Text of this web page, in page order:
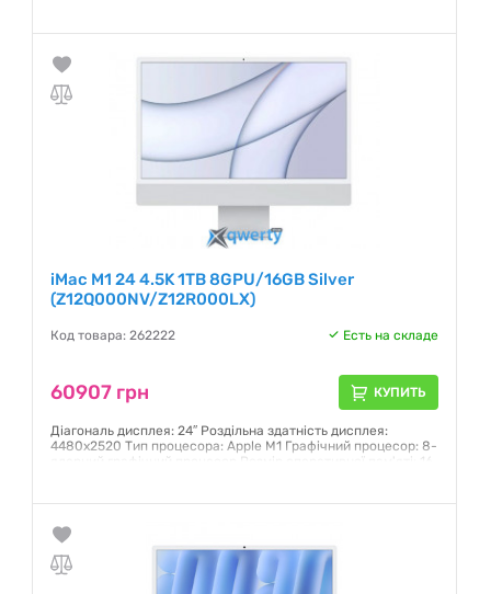
Гарантия:12 месяцев
iMac M1 24 4.5K 1TB 8GPU/16GB Silver
(Z12Q000NV/Z12R000LX)
Код товара: 262222 Есть на складе
60907 грн КУПИТЬ
Діагональ дисплея: 24″ Роздільна здатність дисплея:
4480х2520 Тип процесора: Apple M1 Графічний процесор: 8-
ядерний графічний процесор Розмір оперативної пам'яті: 16
Гарантия:12 месяцев